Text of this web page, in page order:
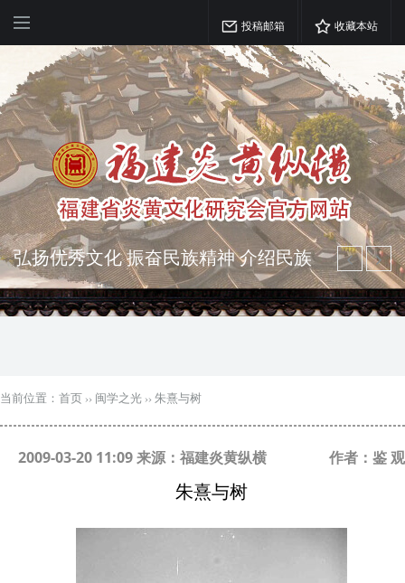
投稿邮箱 收藏本站
弘扬优秀文化 振奋民族精神 介绍民族
瑰宝 宣传中华精英
突出海西特色 报道台港澳侨 坚持古为
当前位置： 首页 ›› 闽学之光 ›› 朱熹与树
2009-03-20 11:09 来源：福建炎黄纵横 作者：鉴 观
朱熹与树